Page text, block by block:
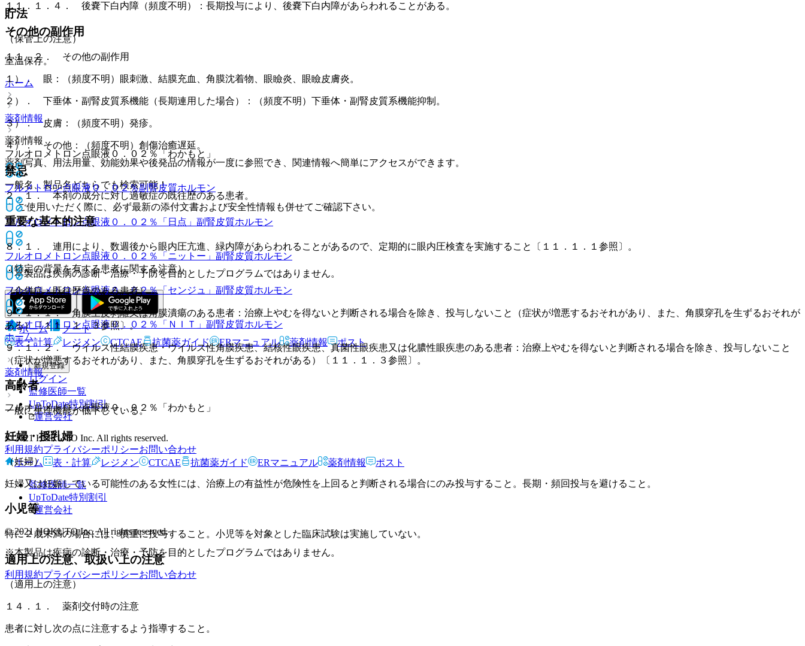
貯法
（保管上の注意）
室温保存。
ホーム
薬剤情報
フルオロメトロン点眼液０．０２％「わかもと」
フルメトロン点眼液０．０２％副腎皮質ホルモン
フルオロメトロン点眼液０．０２％「日点」 副腎皮質ホルモン
フルオロメトロン点眼液０．０２％「ニットー」 副腎皮質ホルモン
フルオロメトロン点眼液０．０２％「センジュ」 副腎皮質ホルモン
フルオロメトロン点眼液０．０２％「ＮＩＴ」 副腎皮質ホルモン
ホーム
薬剤情報
フルオロメトロン点眼液０．０２％「わかもと」
１１．１．４． 後嚢下白内障（頻度不明）：長期投与により、後嚢下白内障があらわれることがある。
その他の副作用
１１．２． その他の副作用
１）． 眼：（頻度不明）眼刺激、結膜充血、角膜沈着物、眼瞼炎、眼瞼皮膚炎。
２）． 下垂体・副腎皮質系機能（長期連用した場合）：（頻度不明）下垂体・副腎皮質系機能抑制。
３）． 皮膚：（頻度不明）発疹。
４）． その他：（頻度不明）創傷治癒遅延。
禁忌
２．１． 本剤の成分に対し過敏症の既往歴のある患者。
重要な基本的注意
８．１． 連用により、数週後から眼内圧亢進、緑内障があらわれることがあるので、定期的に眼内圧検査を実施すること〔１１．１．１参照〕。
（特定の背景を有する患者に関する注意）
（合併症・既往歴等のある患者）
９．１．１． 角膜上皮剥離又は角膜潰瘍のある患者：治療上やむを得ないと判断される場合を除き、投与しないこと（症状が増悪するおそれがあり、また、角膜穿孔を生ずるおそれが
ある）〔１１．１．３参照〕。
９．１．２． ウイルス性結膜疾患・ウイルス性角膜疾患、結核性眼疾患、真菌性眼疾患又は化膿性眼疾患のある患者：治療上やむを得ないと判断される場合を除き、投与しないこと
（症状が増悪するおそれがあり、また、角膜穿孔を生ずるおそれがある）〔１１．１．３参照〕。
高齢者
一般に生理機能が低下している。
妊婦・授乳婦
（妊婦）
妊婦又は妊娠している可能性のある女性には、治療上の有益性が危険性を上回ると判断される場合にのみ投与すること。長期・頻回投与を避けること。
小児等
特に２歳未満の場合には、慎重に投与すること。小児等を対象とした臨床試験は実施していない。
適用上の注意、取扱い上の注意
（適用上の注意）
１４．１． 薬剤交付時の注意
患者に対し次の点に注意するよう指導すること。
薬剤情報
薬剤写真、用法用量、効能効果や後発品の情報が一度に参照でき、関連情報へ簡単にアクセスができます。
一般名、製品名どちらでも検索可能！
※ ご使用いただく際に、必ず最新の添付文書および安全性情報も併せてご確認下さい。
※本製品は疾病の診断・治療・予防を目的としたプログラムではありません。
ホーム
ノート
表・計算
レジメン CTCAE 抗菌薬ガイド ERマニュアル 薬剤情報 ポスト
新規登録
ログイン
監修医師一覧
UpToDate特別割引
運営会社
© 2021 HOKUTO Inc. All rights reserved.
利用規約プライバシーポリシーお問い合わせ
ホーム
表・計算 レジメン CTCAE 抗菌薬ガイド ERマニュアル 薬剤情報 ポスト
監修医師一覧
UpToDate特別割引
運営会社
© 2021 HOKUTO Inc. All rights reserved.
※本製品は疾病の診断・治療・予防を目的としたプログラムではありません。
利用規約プライバシーポリシーお問い合わせ